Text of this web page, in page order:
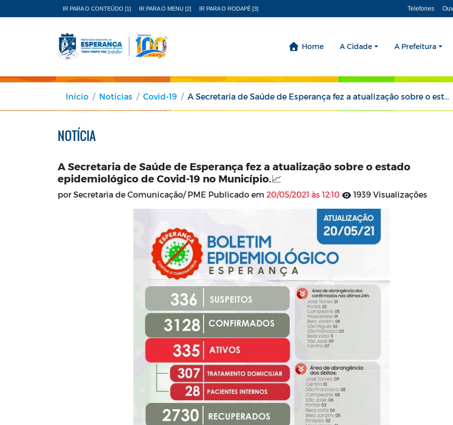
IR PARA O CONTEÚDO [1] IR PARA O MENU [2] IR PARA O RODAPÉ [3] Telefones
Home A Cidade A Prefeitura
Início Notícias Covid-19 A Secretaria de Saúde de Esperança fez a atualização sobre o estado epidemiológico de Covid-19 no Município.📈
NOTÍCIA
A Secretaria de Saúde de Esperança fez a atualização sobre o estado
epidemiológico de Covid-19 no Município.📈
por Secretaria de Comunicação/ PME Publicado em 20/05/2021 às 12:10 1939 Visualizações